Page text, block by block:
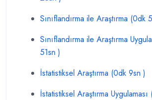
Sınıflandırma ile Araştırma (0dk
Sınıflandırma ile Araştırma
51sn )
İstatistiksel Araştırma (0dk 9sn )
İstatistiksel Araştırma Uygulaması